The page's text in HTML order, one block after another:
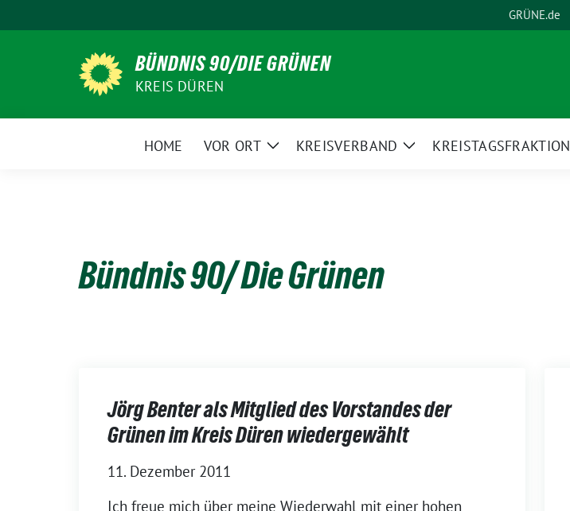
zum
GRÜNE.de
BÜNDNIS 90/DIE GRÜNEN
KREIS DÜREN
HOME VOR ORT
ZeigeKREISVERBAND
ZeigeKREISTAGSFRAKTION
Bündnis 90/ Die Grünen
Jörg Benter als Mitglied des Vorstandes der
Grünen im Kreis Düren wiedergewählt
11. Dezember 2011
Ich freue mich über meine Wiederwahl mit einer hohen